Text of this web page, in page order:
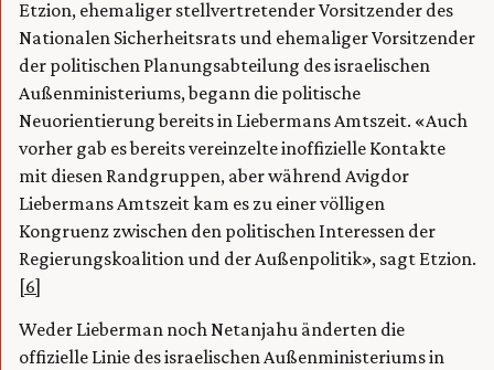
Etzion, ehemaliger stellvertretender Vorsitzender des
Nationalen Sicherheitsrats und ehemaliger Vorsitzender
der politischen Planungsabteilung des israelischen
Außenministeriums, begann die politische
Neuorientierung bereits in Liebermans Amtszeit. «Auch
vorher gab es bereits vereinzelte inoffizielle Kontakte
mit diesen Randgruppen, aber während Avigdor
Liebermans Amtszeit kam es zu einer völligen
Kongruenz zwischen den politischen Interessen der
Regierungskoalition und der Außenpolitik», sagt Etzion.
[6]
Weder Lieberman noch Netanjahu änderten die
offizielle Linie des israelischen Außenministeriums in